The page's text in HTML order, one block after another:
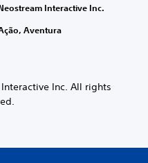
Interactive Inc.
Aventura
Inc. All rights